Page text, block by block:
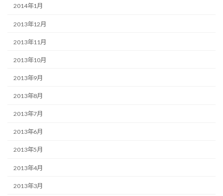
2014年1月
2013年12月
2013年11月
2013年10月
2013年9月
2013年8月
2013年7月
2013年6月
2013年5月
2013年4月
2013年3月